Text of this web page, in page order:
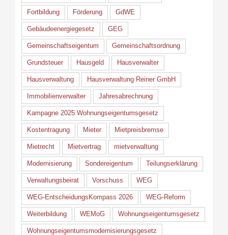
Fortbildung Förderung GdWE
Gebäudeenergiegesetz GEG
Gemeinschaftseigentum Gemeinschaftsordnung
Grundsteuer Hausgeld Hausverwalter
Hausverwaltung Hausverwaltung Reiner GmbH
Immobilienverwalter Jahresabrechnung
Kampagne 2025 Wohnungseigentumsgesetz
Kostentragung Mieter Mietpreisbremse
Mietrecht Mietvertrag mietverwaltung
Modernisierung Sondereigentum Teilungserklärung
Verwaltungsbeirat Vorschuss WEG
WEG-EntscheidungsKompass 2026 WEG-Reform
Weiterbildung WEMoG Wohnungseigentumsgesetz
Wohnungseigentumsmodernisierungsgesetz